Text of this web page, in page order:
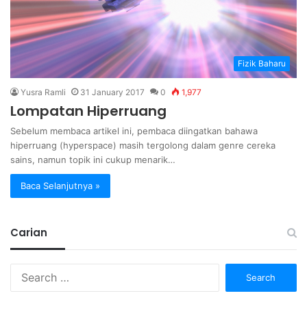
Fizik Baharu
Yusra Ramli 31 January 2017 0 1,977
Lompatan Hiperruang
Sebelum membaca artikel ini, pembaca diingatkan bahawa
hiperruang (hyperspace) masih tergolong dalam genre cereka
sains, namun topik ini cukup menarik…
Baca Selanjutnya »
Carian